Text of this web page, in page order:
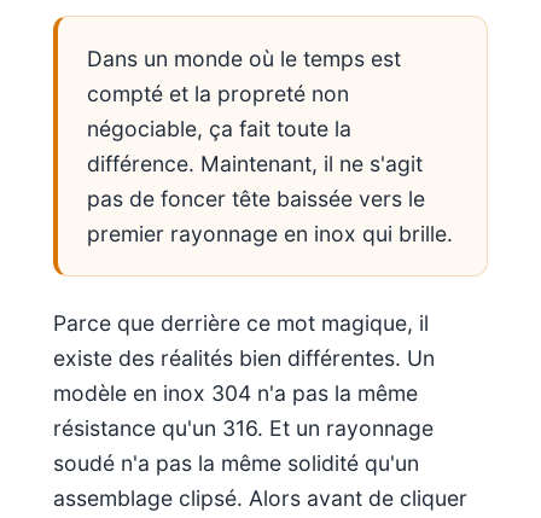
Dans un monde où le temps est
compté et la propreté non
négociable, ça fait toute la
différence. Maintenant, il ne s'agit
pas de foncer tête baissée vers le
premier rayonnage en inox qui brille.
Parce que derrière ce mot magique, il
existe des réalités bien différentes. Un
modèle en inox 304 n'a pas la même
résistance qu'un 316. Et un rayonnage
soudé n'a pas la même solidité qu'un
assemblage clipsé. Alors avant de cliquer